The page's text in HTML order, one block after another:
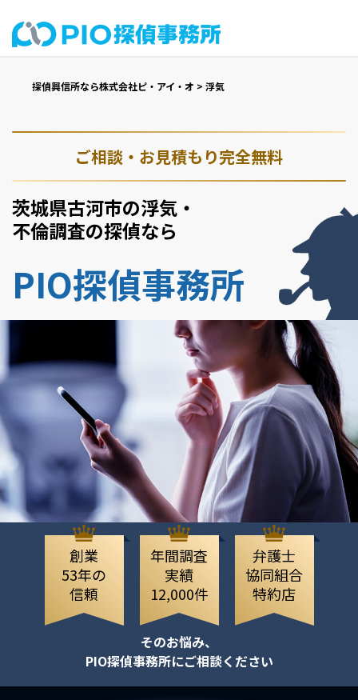
探偵興信所なら株式会社ピ・アイ・オ > 浮気
ご相談・お見積もり完全無料
茨城県古河市の浮気・
不倫調査の探偵なら
PIO探偵事務所
創業
53年の
信頼
年間調査
実績
12,000件
弁護士
協同組合
特約店
そのお悩み、
PIO探偵事務所にご相談ください